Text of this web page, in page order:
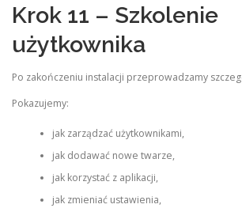
Krok 11 – Szkolenie
użytkownika
Po zakończeniu instalacji przeprowadzamy
Pokazujemy:
jak zarządzać użytkownikami,
jak dodawać nowe twarze,
jak korzystać z aplikacji,
jak zmieniać ustawienia,